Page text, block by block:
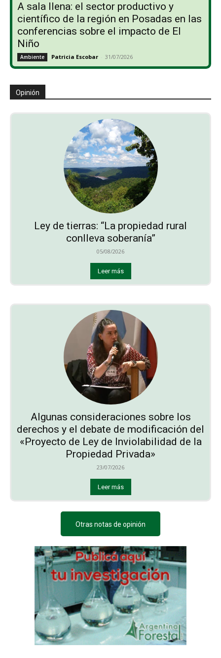
A sala llena: el sector productivo y
científico de la región en Posadas en las
conferencias sobre el impacto de El
Niño
Ambiente Patricia Escobar - 31/07/2026
Opinión
Ley de tierras: “La propiedad rural
conlleva soberanía”
05/08/2026
Leer más
Algunas consideraciones sobre los
derechos y el debate de modificación del
«Proyecto de Ley de Inviolabilidad de la
Propiedad Privada»
23/07/2026
Leer más
Otras notas de opinión